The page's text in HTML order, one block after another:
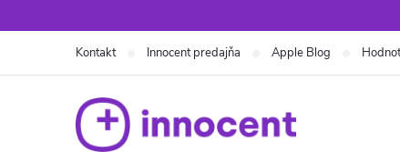
na
Kontakt Innocent predajňa Apple Blog